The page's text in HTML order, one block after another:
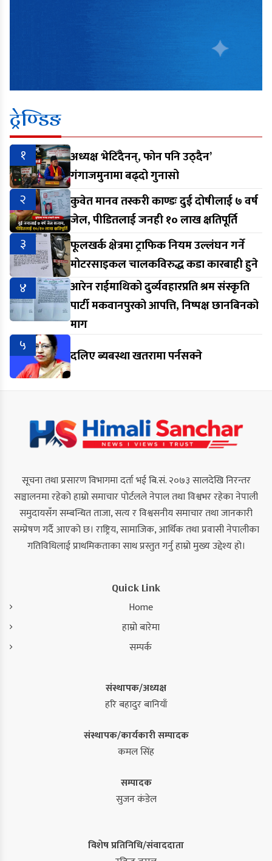
ट्रेण्डिङ
१
अध्यक्ष भेटिँदैनन्, फोन पनि उठ्दैन’
गंगाजमुनामा बढ्दो गुनासो
२
कुवेत मानव तस्करी काण्डः दुई दोषीलाई ७ वर्ष
जेल, पीडितलाई जनही १० लाख क्षतिपूर्ति
३
फूलखर्क क्षेत्रमा ट्राफिक नियम उल्लंघन गर्ने
मोटरसाइकल चालकविरुद्ध कडा कारबाही हुने
४
आरेन राईमाथिको दुर्व्यवहारप्रति श्रम संस्कृति
पार्टी मकवानपुरको आपत्ति, निष्पक्ष छानबिनको
माग
५
दलिए ब्यबस्था खतरामा पर्नसक्ने
सूचना तथा प्रसारण विभागमा दर्ता भई बि.सं. २०७३ सालदेखि निरन्तर
सञ्चालनमा रहेको हाम्रो समाचार पोर्टलले नेपाल तथा विश्वभर रहेका नेपाली
समुदायसँग सम्बन्धित ताजा, सत्य र विश्वसनीय समाचार तथा जानकारी
सम्प्रेषण गर्दै आएको छ। राष्ट्रिय, सामाजिक, आर्थिक तथा प्रवासी नेपालीका
गतिविधिलाई प्राथमिकताका साथ प्रस्तुत गर्नु हाम्रो मुख्य उद्देश्य हो।
Quick Link
Home
हाम्रो बारेमा
सम्पर्क
संस्थापक/अध्यक्ष
हरि बहादुर बानियाँ
संस्थापक/कार्यकारी सम्पादक
कमल सिंह
सम्पादक
सुजन कंडेल
विशेष प्रतिनिधि/संवाददाता